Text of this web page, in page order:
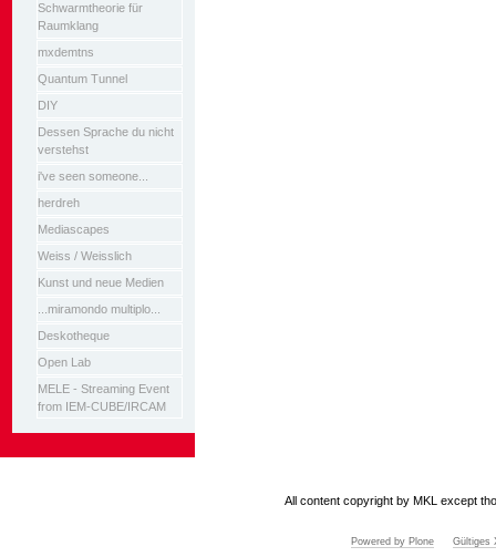
Schwarmtheorie für
Raumklang
mxdemtns
Quantum Tunnel
DIY
Dessen Sprache du nicht
verstehst
i've seen someone...
herdreh
Mediascapes
Weiss / Weisslich
Kunst und neue Medien
...miramondo multiplo...
Deskotheque
Open Lab
MELE - Streaming Event
from IEM-CUBE/IRCAM
All content copyright by MKL except
Powered by Plone Gültiges